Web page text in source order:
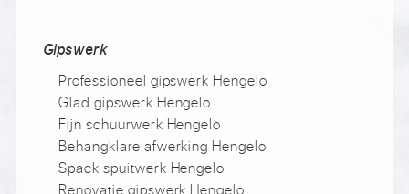
Gipswerk
Professioneel gipswerk Hengelo
Glad gipswerk Hengelo
Fijn schuurwerk Hengelo
Behangklare afwerking Hengelo
Spack spuitwerk Hengelo
Renovatie gipswerk Hengelo